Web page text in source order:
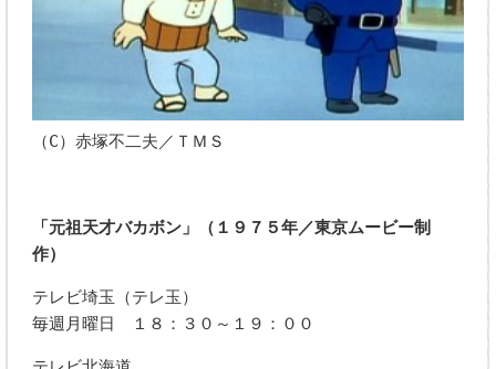
（C）赤塚不二夫／ＴＭＳ
「元祖天才バカボン」（１９７５年／東京ムービー制
作）
テレビ埼玉（テレ玉）
毎週月曜日 １８：３０～１９：００